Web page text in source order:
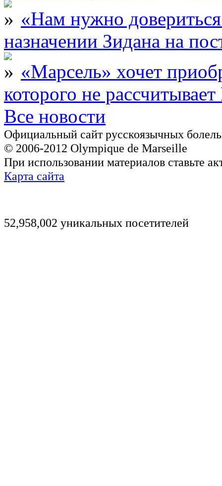
«Нам нужно
назначении Зидана на
«Марсель» хочет
которого не
Все новости
Официальный сайт русскоязычных
© 2006-2012 Olympique de Marseille
При использовании материалов ставьте
Карта сайта
52,958,002 уникальных посетителей